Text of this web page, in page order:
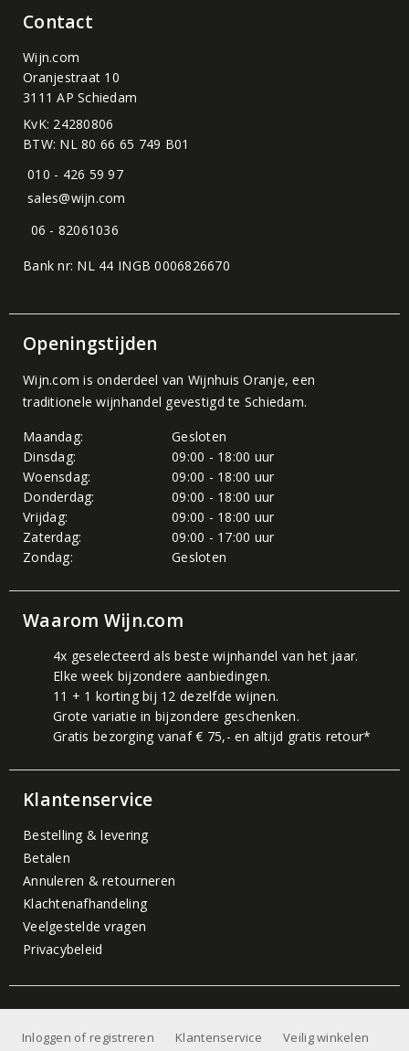
Contact
Wijn.com
Oranjestraat 10
3111 AP Schiedam
KvK: 24280806
BTW: NL 80 66 65 749 B01
010 - 426 59 97
sales@wijn.com
06 - 82061036
Bank nr: NL 44 INGB 0006826670
Openingstijden
Wijn.com is onderdeel van Wijnhuis Oranje, een
traditionele wijnhandel gevestigd te Schiedam.
Maandag:
Gesloten
Dinsdag:
09:00 - 18:00 uur
Woensdag:
09:00 - 18:00 uur
Donderdag:
09:00 - 18:00 uur
Vrijdag:
09:00 - 18:00 uur
Zaterdag:
09:00 - 17:00 uur
Zondag:
Gesloten
Waarom Wijn.com
4x geselecteerd als beste wijnhandel van het jaar.
Elke week bijzondere aanbiedingen.
11 + 1 korting bij 12 dezelfde wijnen.
Grote variatie in bijzondere geschenken.
Gratis bezorging vanaf € 75,- en altijd gratis retour*
Klantenservice
Bestelling & levering
Betalen
Annuleren & retourneren
Klachtenafhandeling
Veelgestelde vragen
Privacybeleid
Inloggen of registreren Klantenservice Veilig winkelen